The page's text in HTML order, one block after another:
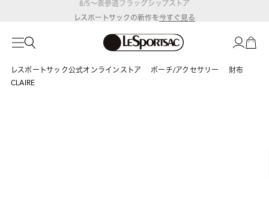
レスポートサックの新作を 今すぐ見る
レスポートサック公式オンラインストア ポーチ/アクセサリー
財布
CLAIRE